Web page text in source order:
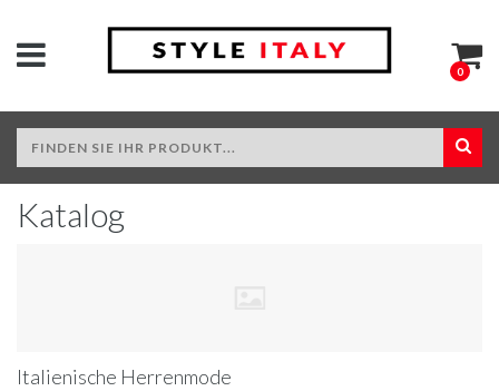
0
Katalog
Italienische Herrenmode